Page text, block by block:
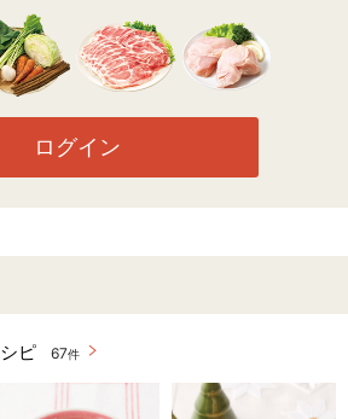
ログイン
ピ 67件